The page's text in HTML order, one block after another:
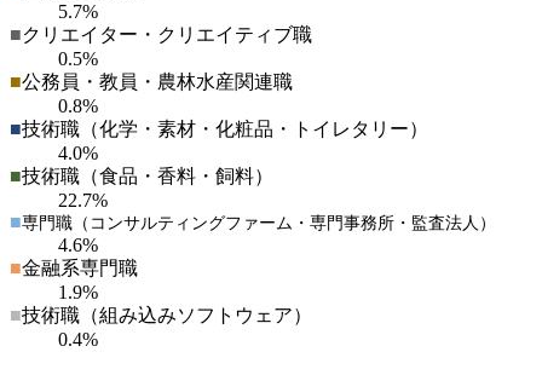
5.7%
■クリエイター・クリエイティブ職
0.5%
■公務員・教員・農林水産関連職
0.8%
■技術職（化学・素材・化粧品・トイレタリー）
4.0%
■技術職（食品・香料・飼料）
22.7%
■専門職（コンサルティングファーム・専門事務所・監査法人）
4.6%
■金融系専門職
1.9%
■技術職（組み込みソフトウェア）
0.4%